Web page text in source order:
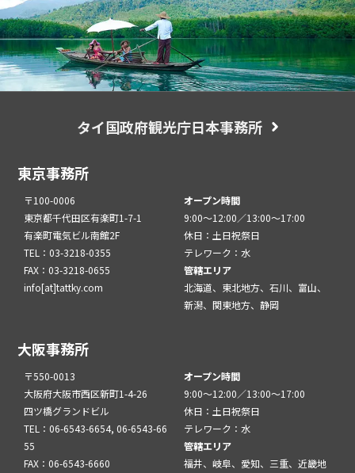
タイ国政府観光庁日本事務所
東京事務所
〒100-0006
東京都千代田区有楽町1-7-1
有楽町電気ビル南館2F
TEL：03-3218-0355
FAX：03-3218-0655
info[at]tattky.com
オープン時間
9:00～12:00／13:00～17:00
休日：土日祝祭日
テレワーク：水
管轄エリア
北海道、東北地方、石川、富山、
新潟、関東地方、静岡
大阪事務所
〒550-0013
大阪府大阪市西区新町1-4-26
四ツ橋グランドビル
TEL：06-6543-6654, 06-6543-66
55
FAX：06-6543-6660
オープン時間
9:00～12:00／13:00～17:00
休日：土日祝祭日
テレワーク：水
管轄エリア
福井、岐阜、愛知、三重、近畿地